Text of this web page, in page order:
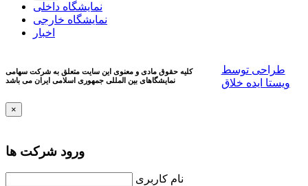
نمایشگاه داخلی
نمایشگاه خارجی
اخبار
کلیه حقوق مادی و معنوی این سایت متعلق به شرکت سهامی
نمایشگاهای بین المللی جمهوری اسلامی ايران می باشد
طراحی توسط
ویستا ایده خلاق
×
ورود شرکت ها
نام کاربری